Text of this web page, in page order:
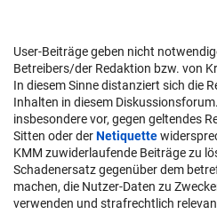
User-Beiträge geben nicht
Betreibers/der Redaktion bzw. von
In diesem Sinne distanziert sich die
Inhalten in diesem
insbesondere vor, gegen geltendes
Sitten oder derNetiquette
KMM zuwiderlaufende Beiträge zu
Schadenersatz gegenüber dem
machen, die Nutzer-Daten zu
verwenden und strafrechtlich